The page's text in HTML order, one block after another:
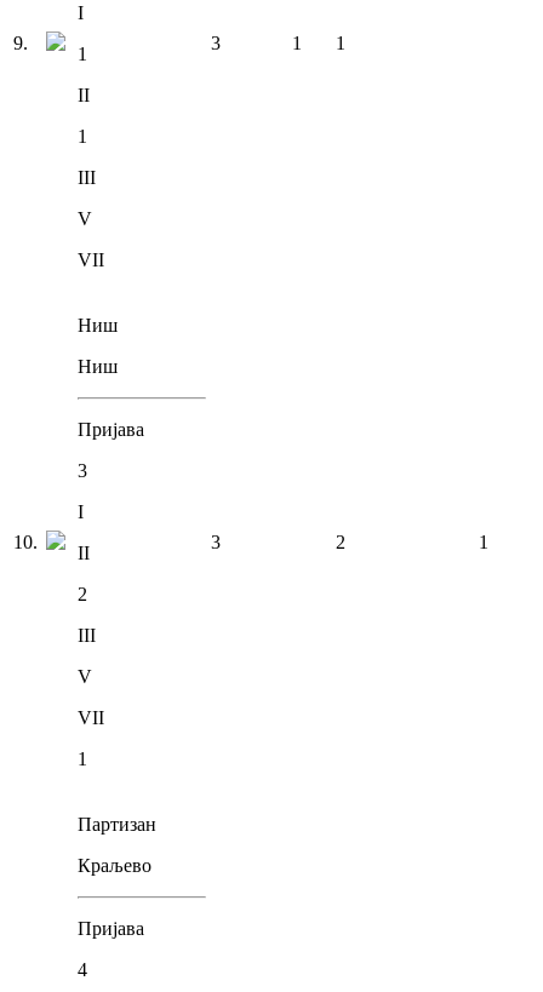
9.
I
1
II
1
III
V
VII
3 1 1
10.
Ниш
Ниш
Пријава
3
I
II
2
III
V
VII
1
3 2 1
Партизан
Краљево
Пријава
4